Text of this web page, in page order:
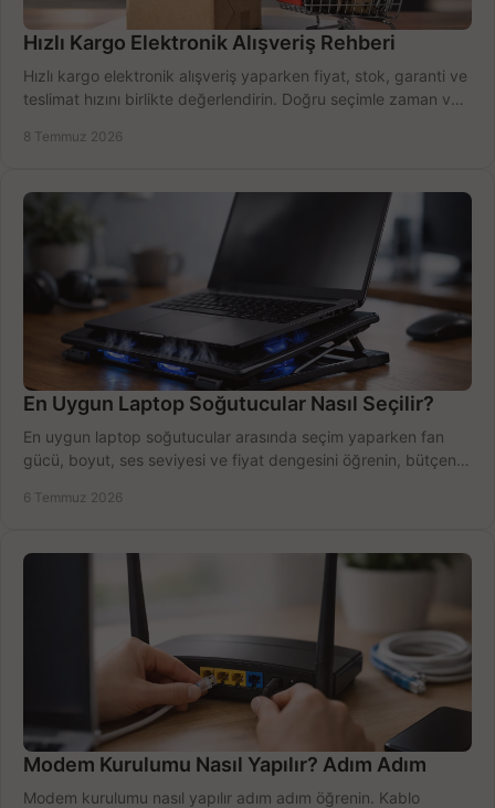
Hızlı Kargo Elektronik Alışveriş Rehberi
Hızlı kargo elektronik alışveriş yaparken fiyat, stok, garanti ve
teslimat hızını birlikte değerlendirin. Doğru seçimle zaman ve
8 Temmuz 2026
En Uygun Laptop Soğutucular Nasıl Seçilir?
En uygun laptop soğutucular arasında seçim yaparken fan
gücü, boyut, ses seviyesi ve fiyat dengesini öğrenin, bütçenizi
6 Temmuz 2026
Modem Kurulumu Nasıl Yapılır? Adım Adım
Modem kurulumu nasıl yapılır adım adım öğrenin. Kablo